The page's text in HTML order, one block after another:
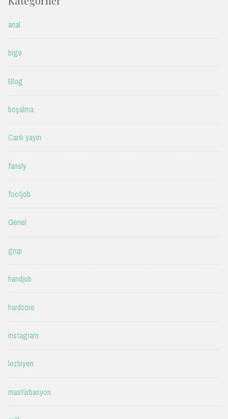
anal
bigo
Blog
boşalma
Canlı yayın
fansly
footjob
Genel
grup
handjob
hardcore
instagram
lezbiyen
mastürbasyon